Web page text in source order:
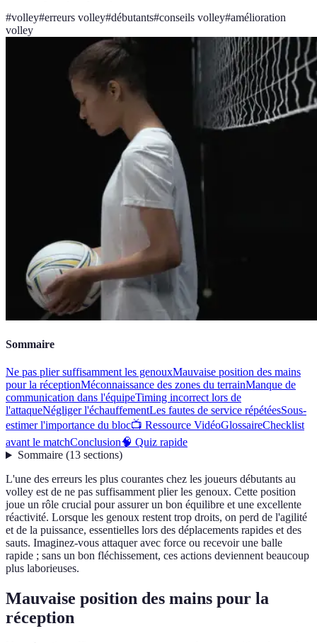
#volley#erreurs volley#débutants#conseils volley#amélioration
volley
Sommaire
Ne pas plier suffisamment les genouxMauvaise position des mains
pour la réceptionMéconnaissance des zones du terrainManque de
communication dans l'équipeTiming incorrect lors de
l'attaqueNégliger l'échauffementLes fautes de service répétéesSous-
estimer l'importance du bloc📺 Ressource VidéoGlossaireChecklist
avant le matchConclusion🧠 Quiz rapide
Sommaire(13 sections)
L'une des erreurs les plus courantes chez les joueurs débutants au
volley est de ne pas suffisamment plier les genoux. Cette position
joue un rôle crucial pour assurer un bon équilibre et une excellente
réactivité. Lorsque les genoux restent trop droits, on perd de l'agilité
et de la puissance, essentielles lors des déplacements rapides et des
sauts. Imaginez-vous attaquer avec force ou recevoir une balle
rapide ; sans un bon fléchissement, ces actions deviennent beaucoup
plus laborieuses.
Mauvaise position des mains pour la
réception